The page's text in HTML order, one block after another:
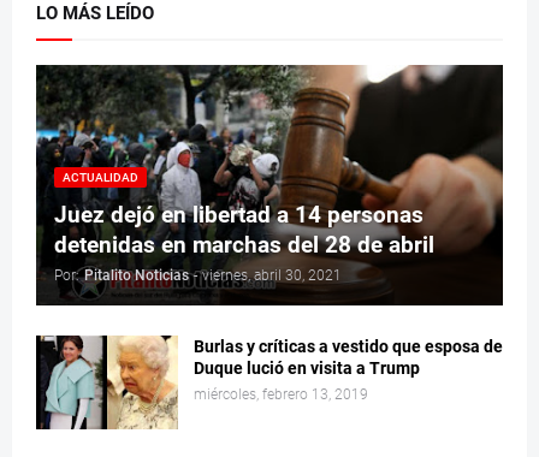
LO MÁS LEÍDO
ACTUALIDAD
Juez dejó en libertad a 14 personas
detenidas en marchas del 28 de abril
Por: Pitalito Noticias - viernes, abril 30, 2021
Burlas y críticas a vestido que esposa de
Duque lució en visita a Trump
miércoles, febrero 13, 2019